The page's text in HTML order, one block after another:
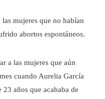
mujeres que no habían
abortos espontáneos.
a las mujeres que aún
cuando Aurelia García
años que acababa de